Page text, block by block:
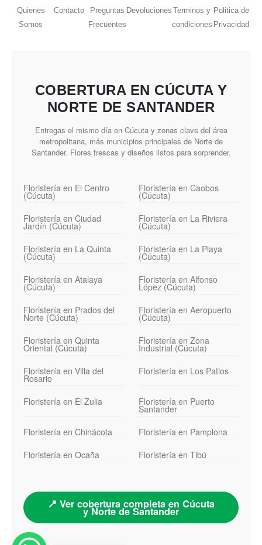
Quienes
Somos
Contacto
Preguntas
Frecuentes
Devoluciones Terminos y
condiciones
Politica de
Privacidad
COBERTURA EN CÚCUTA Y
NORTE DE SANTANDER
Entregas el mismo día en Cúcuta y zonas clave del área
metropolitana, más municipios principales de Norte de
Santander. Flores frescas y diseños listos para sorprender.
Floristería en El Centro
(Cúcuta)
Floristería en Caobos
(Cúcuta)
Floristería en Ciudad
Jardín (Cúcuta)
Floristería en La Riviera
(Cúcuta)
Floristería en La Quinta
(Cúcuta)
Floristería en La Playa
(Cúcuta)
Floristería en Atalaya
(Cúcuta)
Floristería en Alfonso
López (Cúcuta)
Floristería en Prados del
Norte (Cúcuta)
Floristería en Aeropuerto
(Cúcuta)
Floristería en Quinta
Oriental (Cúcuta)
Floristería en Zona
Industrial (Cúcuta)
Floristería en Villa del
Rosario
Floristería en Los Patios
Floristería en El Zulia Floristería en Puerto
Santander
Floristería en Chinácota
Floristería en Pamplona
Floristería en Ocaña
Floristería en Tibú
📍 Ver cobertura completa en Cúcuta
y Norte de Santander